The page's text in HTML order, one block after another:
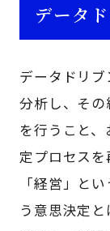
データ
データドリ
分析し、そ
を行うこと
定プロセスを
「経営」と
う意思決定